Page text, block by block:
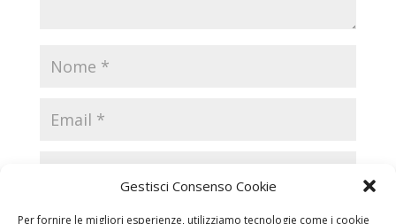
Gestisci Consenso Cookie
Per fornire le migliori esperienze, utilizziamo tecnologie come i cookie